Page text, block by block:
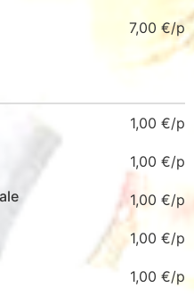
7,00 €
1,00 €
1,00 €
1,00 €
1,00 €
1,00 €